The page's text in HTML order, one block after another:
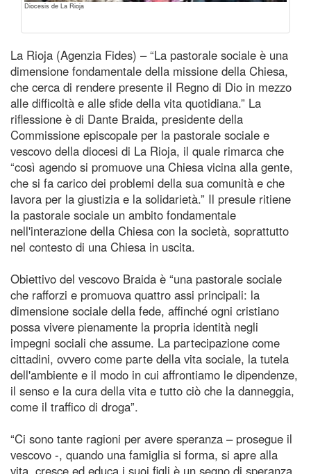
Diocesis de La Rioja
La Rioja (Agenzia Fides) – “La pastorale sociale è una
dimensione fondamentale della missione della Chiesa,
che cerca di rendere presente il Regno di Dio in mezzo
alle difficoltà e alle sfide della vita quotidiana.” La
riflessione è di Dante Braida, presidente della
Commissione episcopale per la pastorale sociale e
vescovo della diocesi di La Rioja, il quale rimarca che
“così agendo si promuove una Chiesa vicina alla gente,
che si fa carico dei problemi della sua comunità e che
lavora per la giustizia e la solidarietà.” Il presule ritiene
la pastorale sociale un ambito fondamentale
nell'interazione della Chiesa con la società, soprattutto
nel contesto di una Chiesa in uscita.
Obiettivo del vescovo Braida è “una pastorale sociale
che rafforzi e promuova quattro assi principali: la
dimensione sociale della fede, affinché ogni cristiano
possa vivere pienamente la propria identità negli
impegni sociali che assume. La partecipazione come
cittadini, ovvero come parte della vita sociale, la tutela
dell'ambiente e il modo in cui affrontiamo le dipendenze,
il senso e la cura della vita e tutto ciò che la danneggia,
come il traffico di droga”.
“Ci sono tante ragioni per avere speranza – prosegue il
vescovo -, quando una famiglia si forma, si apre alla
vita, cresce ed educa i suoi figli è un segno di speranza